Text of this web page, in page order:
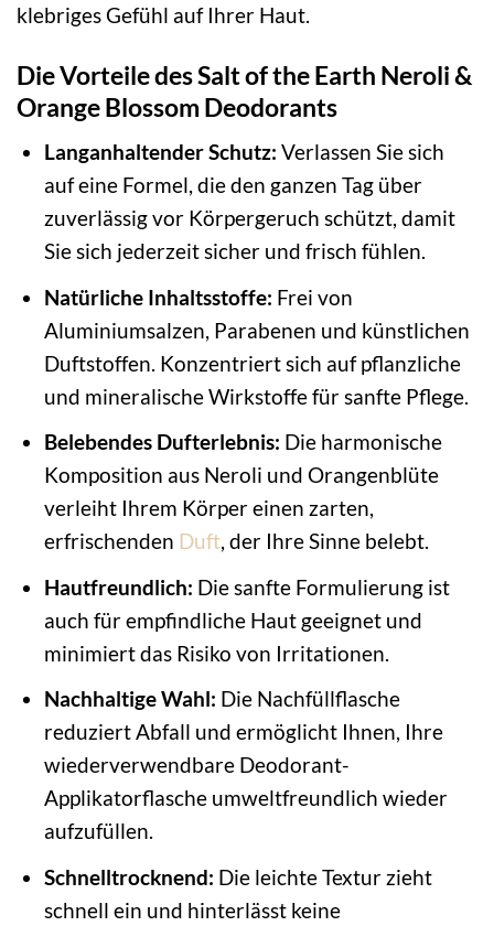
klebriges Gefühl auf Ihrer Haut.
Die Vorteile des Salt of the Earth Neroli &
Orange Blossom Deodorants
Langanhaltender Schutz: Verlassen Sie sich
auf eine Formel, die den ganzen Tag über
zuverlässig vor Körpergeruch schützt, damit
Sie sich jederzeit sicher und frisch fühlen.
Natürliche Inhaltsstoffe: Frei von
Aluminiumsalzen, Parabenen und künstlichen
Duftstoffen. Konzentriert sich auf pflanzliche
und mineralische Wirkstoffe für sanfte Pflege.
Belebendes Dufterlebnis: Die harmonische
Komposition aus Neroli und Orangenblüte
verleiht Ihrem Körper einen zarten,
erfrischenden Duft, der Ihre Sinne belebt.
Hautfreundlich: Die sanfte Formulierung ist
auch für empfindliche Haut geeignet und
minimiert das Risiko von Irritationen.
Nachhaltige Wahl: Die Nachfüllflasche
reduziert Abfall und ermöglicht Ihnen, Ihre
wiederverwendbare Deodorant-
Applikatorflasche umweltfreundlich wieder
aufzufüllen.
Schnelltrocknend: Die leichte Textur zieht
schnell ein und hinterlässt keine